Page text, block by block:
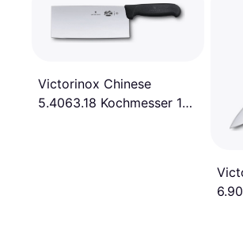
Victorinox Chinese
5.4063.18 Kochmesser 18